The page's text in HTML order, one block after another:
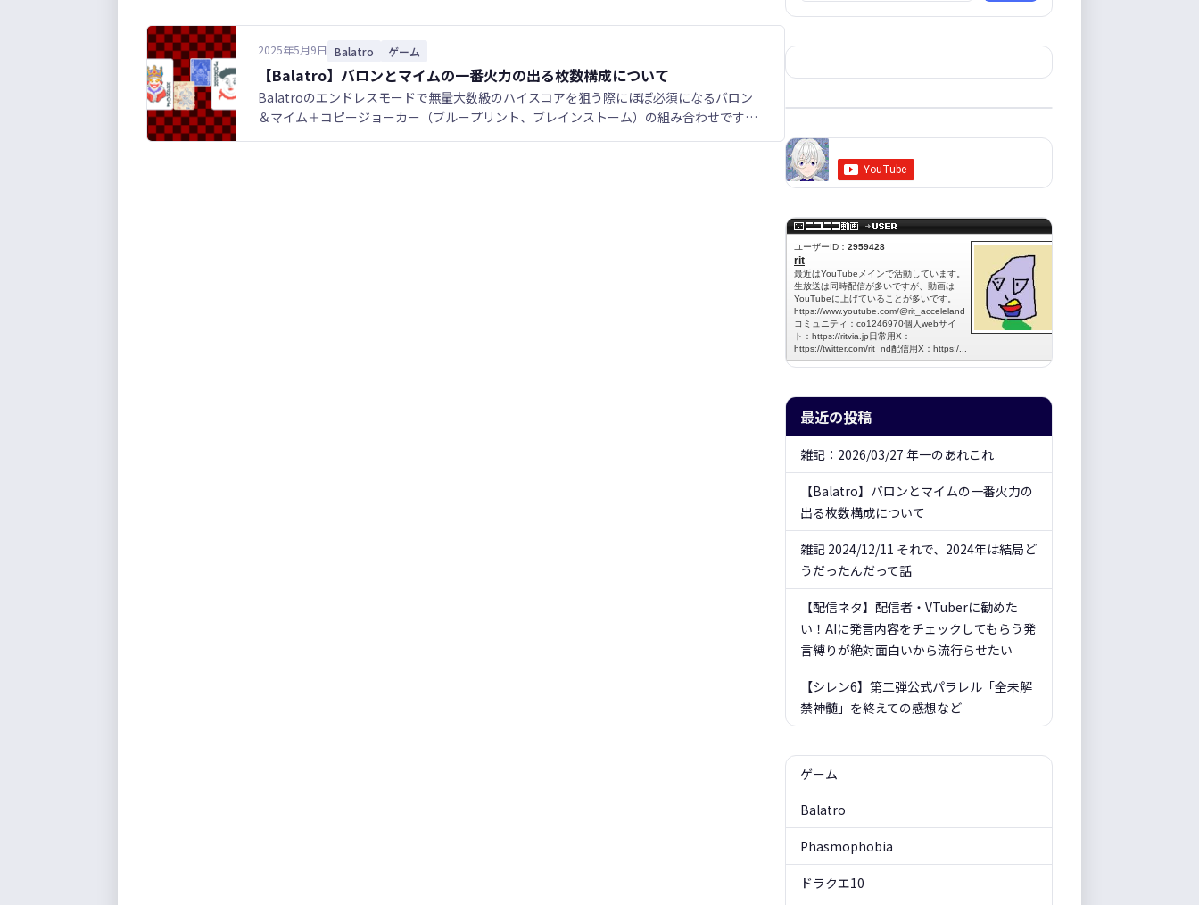
2025年5月9日 Balatro ゲーム
【Balatro】バロンとマイムの一番火力の出る枚数構成について
Balatroのエンドレスモードで無量大数級のハイスコアを狙う際にほぼ必須になるバロン
＆マイム＋コピージョーカー（ブループリント、ブレインストーム）の組み合わせです
が、計算順が少しややこしく、コピージョーカーでバロンとマ…
最近の投稿
雑記：2026/03/27 年一のあれこれ
【Balatro】バロンとマイムの一番火力の
出る枚数構成について
雑記 2024/12/11 それで、2024年は結局ど
うだったんだって話
【配信ネタ】配信者・VTuberに勧めた
い！AIに発言内容をチェックしてもらう発
言縛りが絶対面白いから流行らせたい
【シレン6】第二弾公式パラレル「全未解
禁神髄」を終えての感想など
ゲーム
Balatro
Phasmophobia
ドラクエ10